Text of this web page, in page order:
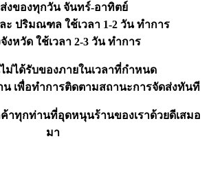
งของทุกวัน จันทร์-อาทิตย์
ะ ปริมณฑล ใช้เวลา 1-2 วัน ทำการ
งหวัด ใช้เวลา 2-3 วัน ทำการ
ม่ได้รับของภายในเวลาที่กำหนด
เพื่อทำการติดตามสถานะการจัดส่งทันที
ทุกท่านที่อุดหนุนร้านของเราด้วยดีเสมอ
มา